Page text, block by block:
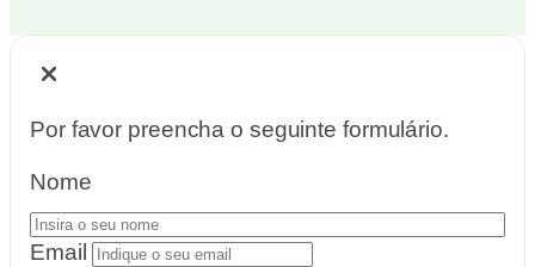
Por favor preencha o seguinte formulário.
Nome
Email